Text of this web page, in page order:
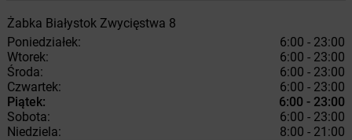
Żabka Białystok Zwycięstwa 8
Poniedziałek:
6:00 - 23:00
Wtorek:
6:00 - 23:00
Środa:
6:00 - 23:00
Czwartek:
6:00 - 23:00
Piątek:
6:00 - 23:00
Sobota:
6:00 - 23:00
Niedziela:
8:00 - 21:00